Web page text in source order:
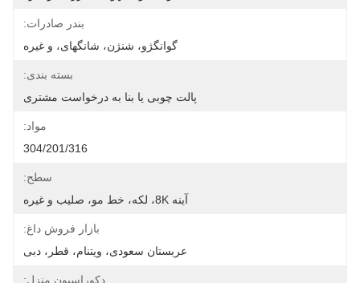
بندر صادرات:
گوانگژو، شنژن، شانگهای، و غیره
بسته بندی:
پالت چوبی یا بنا به درخواست مشتری
مواد:
304/201/316
سطح:
آینه 8K، لکه، خط مو، صلیب و غیره
بازار فروش داغ:
عربستان سعودی، ویتنام، قطر، دبی
دکوراسیون منزل: